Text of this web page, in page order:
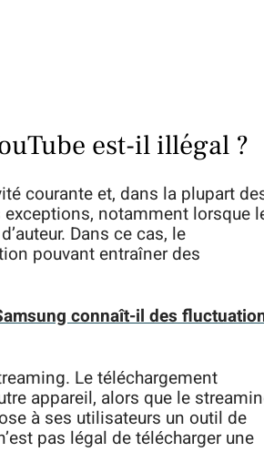
est-il illégal ?
courante et, dans la plupart
notamment lorsque
Dans ce cas, le
pouvant entraîner des
connaît-il des
Le téléchargement
appareil, alors que le
à ses utilisateurs un outil de
pas légal de télécharger une